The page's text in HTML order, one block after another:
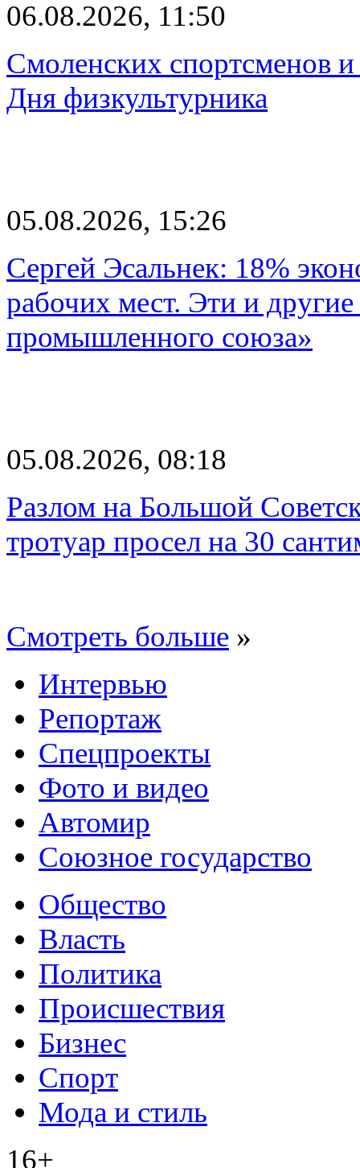
06.08.2026, 11:50
Смоленских спортсменов
Дня физкультурника
05.08.2026, 15:26
Сергей Эсальнек: 18%
рабочих мест. Эти и
промышленного союза»
05.08.2026, 08:18
Разлом на Большой
тротуар просел на 30
Смотреть больше »
Интервью
Репортаж
Спецпроекты
Фото и видео
Автомир
Союзное государство
Общество
Власть
Политика
Происшествия
Бизнес
Спорт
Мода и стиль
16+